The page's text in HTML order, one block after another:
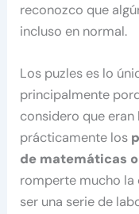
reconozco que
incluso en normal.
Los puzles es lo
principalmente
considero que
prácticamente los
de matemáticas
romperte mucho la
ser una serie de